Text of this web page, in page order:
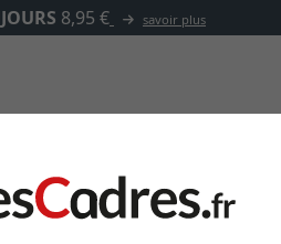
✓500 000 articles au choix